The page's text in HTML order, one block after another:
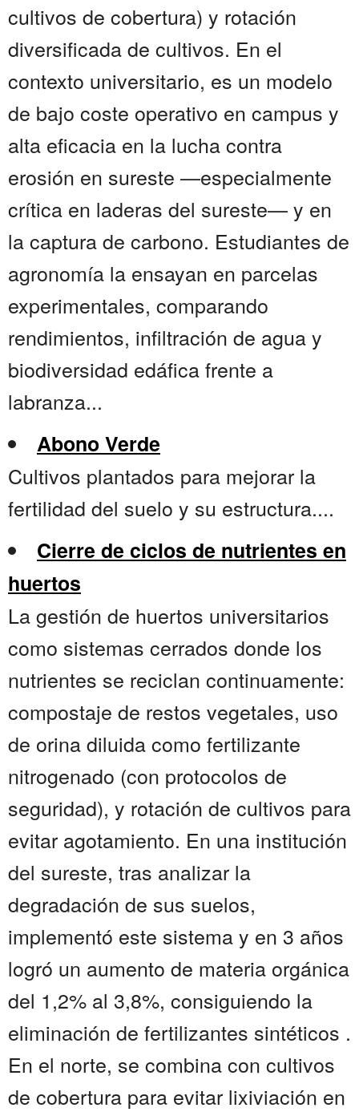
cultivos de cobertura) y rotación
diversificada de cultivos. En el
contexto universitario, es un modelo
de bajo coste operativo en campus y
alta eficacia en la lucha contra
erosión en sureste —especialmente
crítica en laderas del sureste— y en
la captura de carbono. Estudiantes de
agronomía la ensayan en parcelas
experimentales, comparando
rendimientos, infiltración de agua y
biodiversidad edáfica frente a
labranza...
Abono Verde
Cultivos plantados para mejorar la
fertilidad del suelo y su estructura....
Cierre de ciclos de nutrientes en
huertos
La gestión de huertos universitarios
como sistemas cerrados donde los
nutrientes se reciclan continuamente:
compostaje de restos vegetales, uso
de orina diluida como fertilizante
nitrogenado (con protocolos de
seguridad), y rotación de cultivos para
evitar agotamiento. En una institución
del sureste, tras analizar la
degradación de sus suelos,
implementó este sistema y en 3 años
logró un aumento de materia orgánica
del 1,2% al 3,8%, consiguiendo la
eliminación de fertilizantes sintéticos .
En el norte, se combina con cultivos
de cobertura para evitar lixiviación en